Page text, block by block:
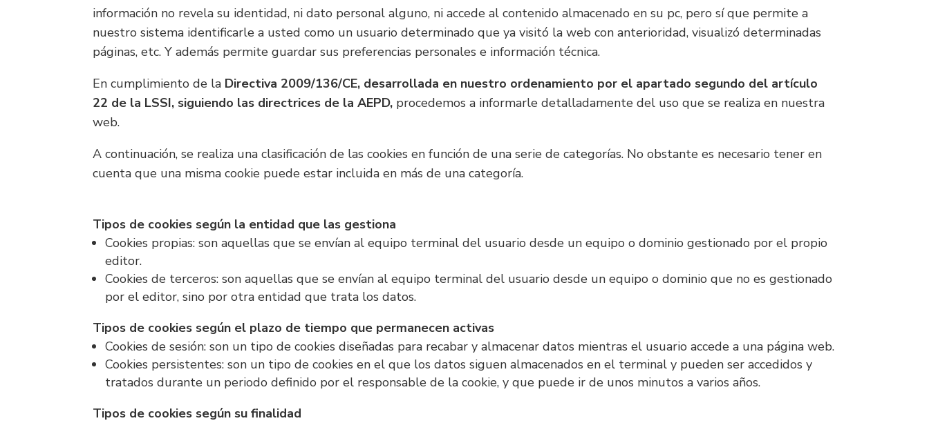
información no revela su identidad, ni dato personal alguno, ni accede al contenido almacenado en su pc, pero sí que permite a
nuestro sistema identificarle a usted como un usuario determinado que ya visitó la web con anterioridad, visualizó determinadas
páginas, etc. Y además permite guardar sus preferencias personales e información técnica.
En cumplimiento de la Directiva 2009/136/CE, desarrollada en nuestro ordenamiento por el apartado segundo del artículo
22 de la LSSI, siguiendo las directrices de la AEPD, procedemos a informarle detalladamente del uso que se realiza en nuestra
web.
A continuación, se realiza una clasificación de las cookies en función de una serie de categorías. No obstante es necesario tener en
cuenta que una misma cookie puede estar incluida en más de una categoría.
Tipos de cookies según la entidad que las gestiona
Cookies propias: son aquellas que se envían al equipo terminal del usuario desde un equipo o dominio gestionado por el propio
editor.
Cookies de terceros: son aquellas que se envían al equipo terminal del usuario desde un equipo o dominio que no es gestionado
por el editor, sino por otra entidad que trata los datos.
Tipos de cookies según el plazo de tiempo que permanecen activas
Cookies de sesión: son un tipo de cookies diseñadas para recabar y almacenar datos mientras el usuario accede a una página web.
Cookies persistentes: son un tipo de cookies en el que los datos siguen almacenados en el terminal y pueden ser accedidos y
tratados durante un periodo definido por el responsable de la cookie, y que puede ir de unos minutos a varios años.
Tipos de cookies según su finalidad